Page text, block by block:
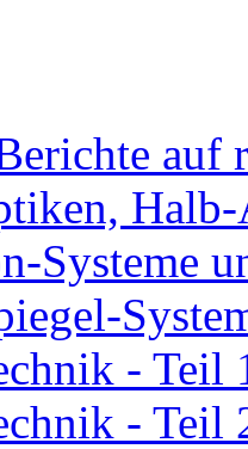
auf
Halb-
Systeme
- Teil
- Teil